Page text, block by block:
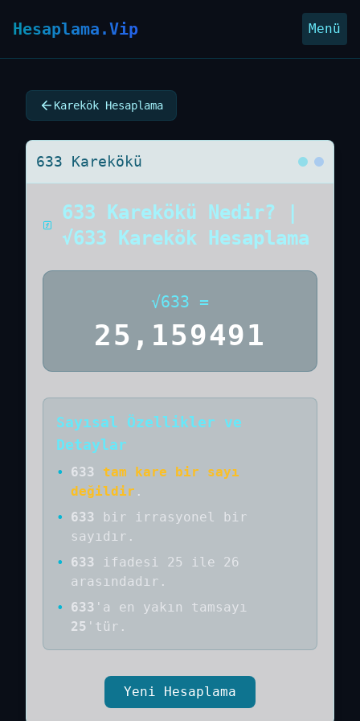
Hesaplama.Vip Menü
Karekök Hesaplama
633 Karekökü
633 Karekökü Nedir? |
√633 Karekök Hesaplama
√633 =
25,159491
Sayısal Özellikler ve
Detaylar
• 633
tam kare bir sayı
değildir .
•
633 bir
irrasyonel bir
sayıdır .
•
633
ifadesi 25 ile 26
arasındadır.
•
633 'a en yakın tamsayı
25 'tür.
Yeni Hesaplama